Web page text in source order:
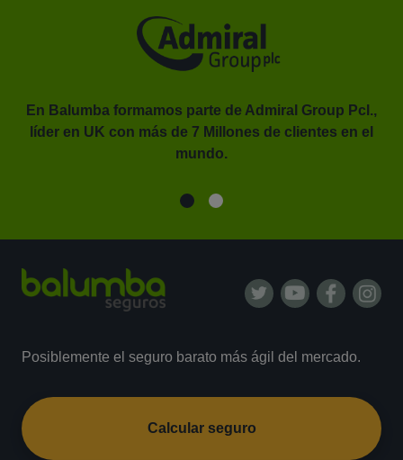
En Balumba formamos parte de Admiral Group Pcl.,
líder en UK con más de 7 Millones de clientes en el
mundo.
Posiblemente el seguro barato más ágil del mercado.
Calcular seguro